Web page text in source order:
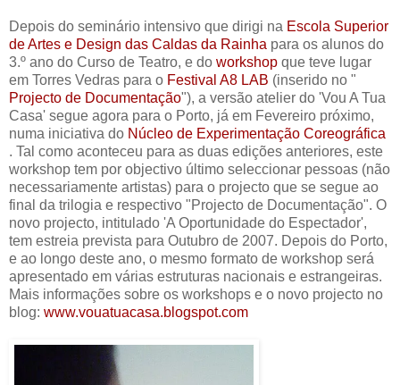
Depois do seminário intensivo que dirigi na Escola Superior
de Artes e Design das Caldas da Rainha para os alunos do
3.º ano do Curso de Teatro, e do workshop que teve lugar
em Torres Vedras para o Festival A8 LAB (inserido no "
Projecto de Documentação"), a versão atelier do 'Vou A Tua
Casa' segue agora para o Porto, já em Fevereiro próximo,
numa iniciativa do Núcleo de Experimentação Coreográfica
. Tal como aconteceu para as duas edições anteriores, este
workshop tem por objectivo último seleccionar pessoas (não
necessariamente artistas) para o projecto que se segue ao
final da trilogia e respectivo "Projecto de Documentação". O
novo projecto, intitulado 'A Oportunidade do Espectador',
tem estreia prevista para Outubro de 2007. Depois do Porto,
e ao longo deste ano, o mesmo formato de workshop será
apresentado em várias estruturas nacionais e estrangeiras.
Mais informações sobre os workshops e o novo projecto no
blog: www.vouatuacasa.blogspot.com